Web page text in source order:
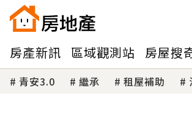
房產新訊 區域觀測站 房屋搜
青安3.0 繼承 租屋補助